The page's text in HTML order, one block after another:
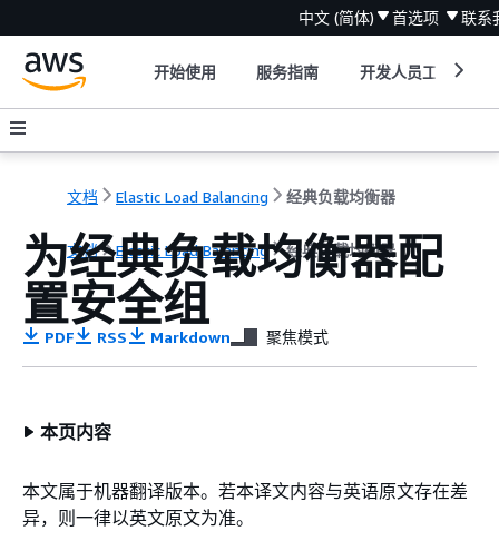
中文 (简体) 首选项 联系
开始使用 服务指南 开发人员工具
文档 Elastic Load Balancing 经典负载均衡器
文档 Elastic Load Balancing 经典负载均衡器
为经典负载均衡器配
置安全组
PDF RSS Markdown 聚焦模式
本页内容
本文属于机器翻译版本。若本译文内容与英语原文存在差
异，则一律以英文原文为准。